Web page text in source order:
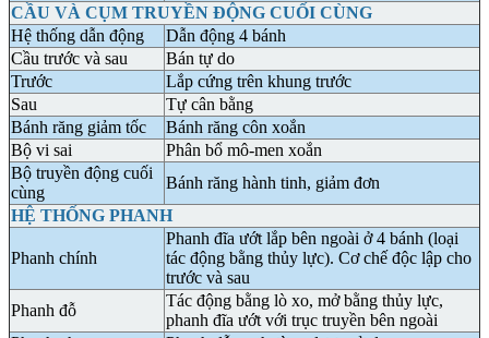
CẦU VÀ CỤM TRUYỀN ĐỘNG CUỐI CÙNG
Hệ thống dẫn động
Dẫn động 4 bánh
Cầu trước và sau
Bán tự do
Trước
Lắp cứng trên khung trước
Sau
Tự cân bằng
Bánh răng giảm tốc
Bánh răng côn xoắn
Bộ vi sai
Phân bổ mô-men xoắn
Bộ truyền động cuối
cùng
Bánh răng hành tinh, giảm đơn
HỆ THỐNG PHANH
Phanh chính
Phanh đĩa ướt lắp bên ngoài ở 4 bánh (loại
tác động bằng thủy lực). Cơ chế độc lập cho
trước và sau
Phanh đỗ
Tác động bằng lò xo, mở bằng thủy lực,
phanh đĩa ướt với trục truyền bên ngoài